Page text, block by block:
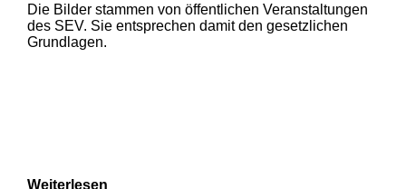
Die Bilder stammen von öffentlichen Veranstaltungen
des SEV. Sie entsprechen damit den gesetzlichen
Grundlagen.
Weiterlesen